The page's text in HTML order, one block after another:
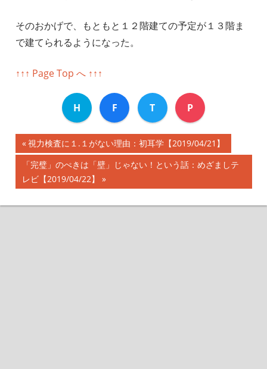
そのおかげで、もともと１２階建ての予定が１３階ま
で建てられるようになった。
↑↑↑ Page Top へ ↑↑↑
H F T P
投
稿
ナ
前
の
記
事:
視力検査に１.１がない理由：初耳学【2019/04/21】
次
の
事:
「完璧」のぺきは「壁」じゃない！という話：めざましテ
レビ【2019/04/22】